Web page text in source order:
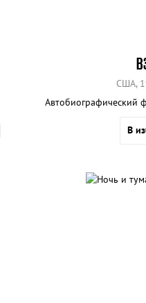
США,
Автобиографический
В